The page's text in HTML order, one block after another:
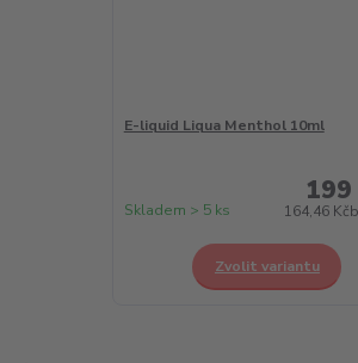
E-liquid Liqua Menthol 10ml
199
164,46 Kč
Skladem > 5 ks
Zvolit variantu